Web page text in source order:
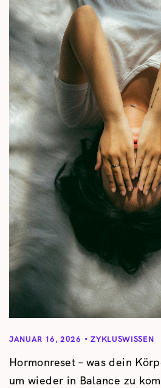
JANUAR 16, 2026 ZYKLUSWISSEN
Hormonreset – was dein
um wieder in Balance zu